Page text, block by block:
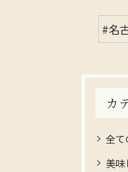
#名
カ
全て
美味